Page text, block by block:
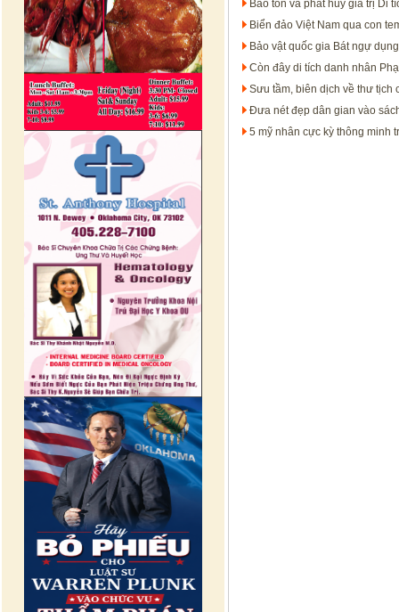
Bảo tồn và phát huy giá trị Di
Biển đảo Việt Nam qua con
Bảo vật quốc gia Bát ngự
Còn đây di tích danh nhân
Sưu tầm, biên dịch về thư tịch
Đưa nét đẹp dân gian vào
5 mỹ nhân cực kỳ thông minh